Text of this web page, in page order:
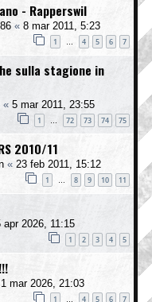
- Rapperswil
« 8 mar 2011, 5:23
1 … 4 5 6 7
sulla stagione in
« 5 mar 2011, 23:55
1 … 72 73 74 75
2010/11
« 23 feb 2011, 15:12
1 … 8 9 10 11
apr 2026, 11:15
1 2 3 4 5
1 mar 2026, 21:03
1 … 4 5 6 7